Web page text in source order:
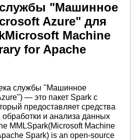
службы "Машинное
Azure" для
Machine
for Apache
службы "Машинное
— это пакет Spark с
предоставляет средства
обработки и анализа данных
MMLSpark(Microsoft Machine
Spark) is an open-source